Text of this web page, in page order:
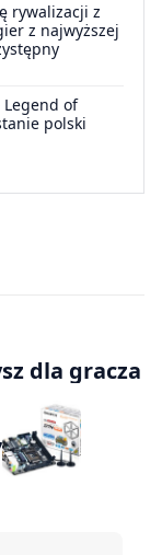
rywalizacji z
z najwyższej
Legend of
polski
dla gracza